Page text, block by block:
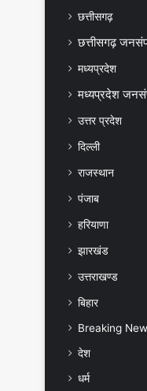
छत्तीसगढ़
छत्तीसगढ़
मध्यप्रदेश
मध्यप्रदेश
उत्तर प्रदेश
दिल्ली
राजस्थान
पंजाब
हरियाणा
झारखंड
उत्तराखण्ड
बिहार
Breaking
देश
धर्म